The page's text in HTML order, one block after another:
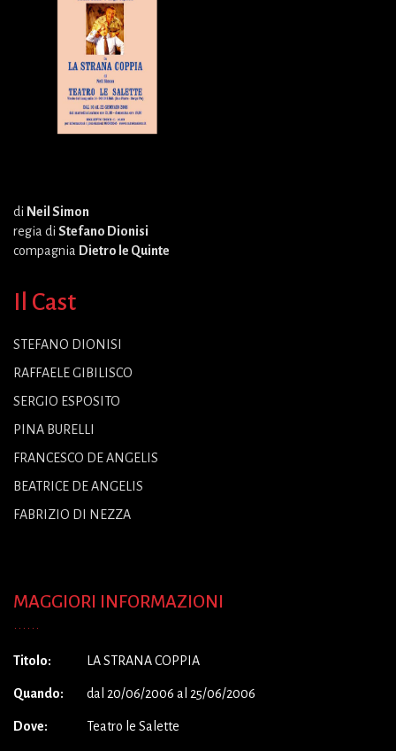
di Neil Simon
regia di Stefano Dionisi
compagnia Dietro le Quinte
Il Cast
STEFANO DIONISI
RAFFAELE GIBILISCO
SERGIO ESPOSITO
PINA BURELLI
FRANCESCO DE ANGELIS
BEATRICE DE ANGELIS
FABRIZIO DI NEZZA
MAGGIORI INFORMAZIONI
Titolo: LA STRANA COPPIA
Quando: dal 20/06/2006 al 25/06/2006
Dove: Teatro le Salette